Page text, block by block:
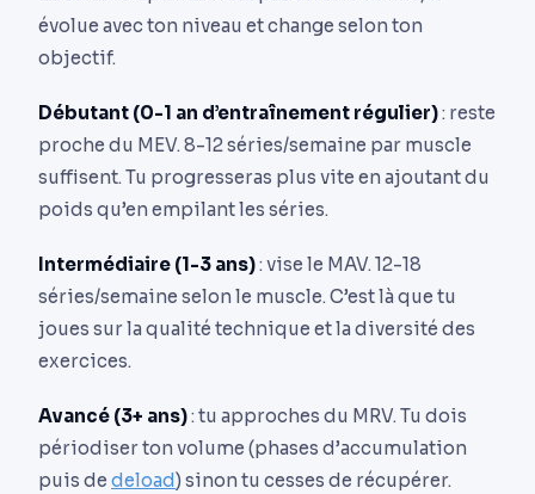
évolue avec ton niveau et change selon ton
objectif.
Débutant (0-1 an d’entraînement régulier): reste
proche du MEV. 8-12 séries/semaine par muscle
suffisent. Tu progresseras plus vite en ajoutant du
poids qu’en empilant les séries.
Intermédiaire (1-3 ans): vise le MAV. 12-18
séries/semaine selon le muscle. C’est là que tu
joues sur la qualité technique et la diversité des
exercices.
Avancé (3+ ans): tu approches du MRV. Tu dois
périodiser ton volume (phases d’accumulation
puis de deload) sinon tu cesses de récupérer.